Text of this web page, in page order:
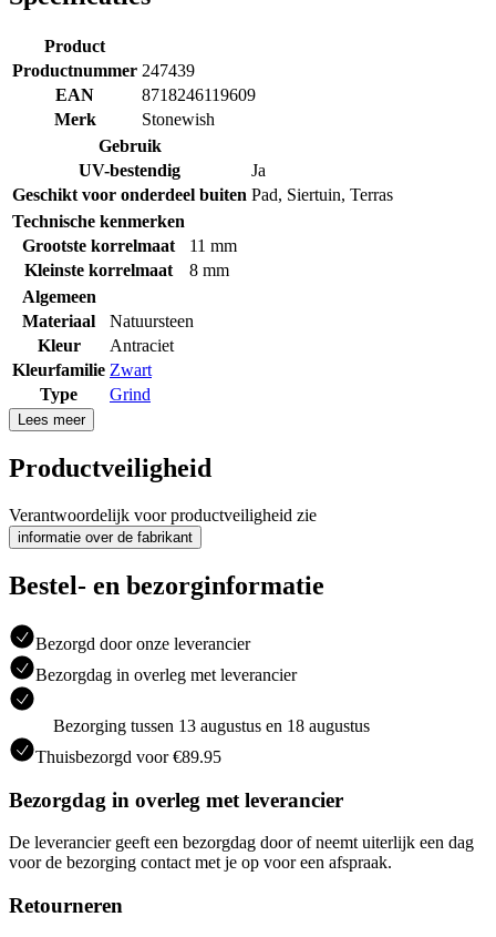
Product
Productnummer 247439
EAN
8718246119609
Merk
Stonewish
Gebruik
UV-bestendig
Ja
Geschikt voor onderdeel buiten Pad, Siertuin, Terras
Technische kenmerken
Grootste korrelmaat
11 mm
Kleinste korrelmaat
8 mm
Algemeen
Materiaal
Natuursteen
Kleur
Antraciet
Kleurfamilie Zwart
Type
Grind
Lees meer
Productveiligheid
Verantwoordelijk voor productveiligheid zie
informatie over de fabrikant
Bestel- en bezorginformatie
Bezorgd door onze leverancier
Bezorgdag in overleg met leverancier
Bezorging tussen 13 augustus en 18 augustus
Thuisbezorgd voor €89.95
Bezorgdag in overleg met leverancier
De leverancier geeft een bezorgdag door of neemt uiterlijk een dag
voor de bezorging contact met je op voor een afspraak.
Retourneren